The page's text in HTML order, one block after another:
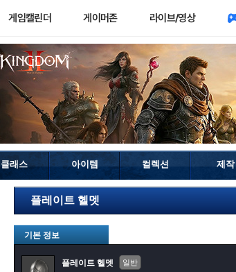
게임캘린더 게이머존 라이브/영상
클래스 아이템 컬렉션 제작
플레이트 헬멧
기본 정보
플레이트 헬멧 일반